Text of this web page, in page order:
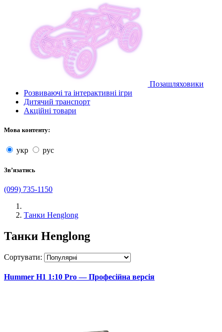
Позашляховики
Розвиваючі та інтерактивні ігри
Дитячий транспорт
Акційні товари
Мова контенту:
укр рус
Звʼязатись
(099) 735-1150
Танки Henglong
Танки Henglong
Сортувати:
Hummer H1 1:10 Pro — Професійна версія